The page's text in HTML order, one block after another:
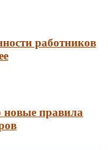
работников
новые правила